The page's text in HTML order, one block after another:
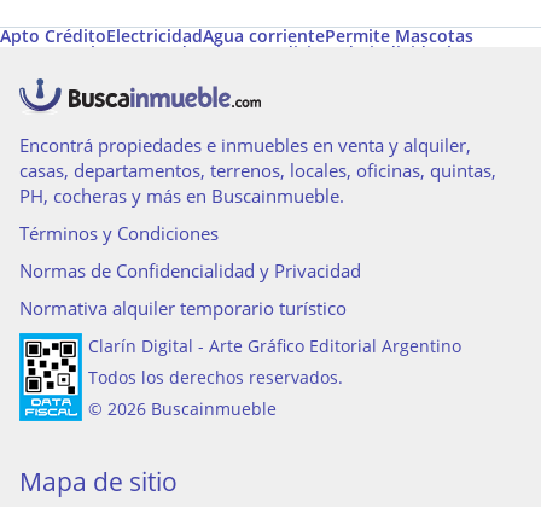
Apto CréditoElectricidadAgua corrientePermite Mascotas
Gas natural Desayunador Aire acondicionado individual
Calefacción tiro balanceado
Encontrá propiedades e inmuebles en venta y alquiler,
casas, departamentos, terrenos, locales, oficinas, quintas,
PH, cocheras y más en Buscainmueble.
Términos y Condiciones
Normas de Confidencialidad y Privacidad
Normativa alquiler temporario turístico
Clarín Digital - Arte Gráfico Editorial Argentino
Todos los derechos reservados.
© 2026 Buscainmueble
Mapa de sitio